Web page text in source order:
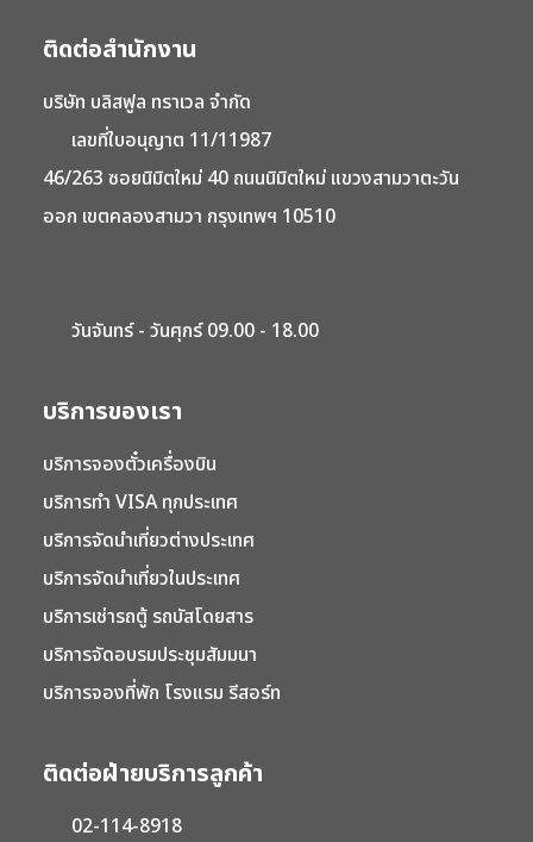
ติดต่อสำนักงาน
บริษัท บลิสฟูล ทราเวล จำกัด
เลขที่ใบอนุญาต 11/11987
46/263 ซอยนิมิตใหม่ 40 ถนนนิมิตใหม่ แขวงสามวาตะวัน
ออก เขตคลองสามวา กรุงเทพฯ 10510
วันจันทร์ - วันศุกร์ 09.00 - 18.00
บริการของเรา
บริการจองตั๋วเครื่องบิน
บริการทำ VISA ทุกประเทศ
บริการจัดนำเที่ยวต่างประเทศ
บริการจัดนำเที่ยวในประเทศ
บริการเช่ารถตู้ รถบัสโดยสาร
บริการจัดอบรมประชุมสัมมนา
บริการจองที่พัก โรงแรม รีสอร์ท
ติดต่อฝ่ายบริการลูกค้า
02-114-8918